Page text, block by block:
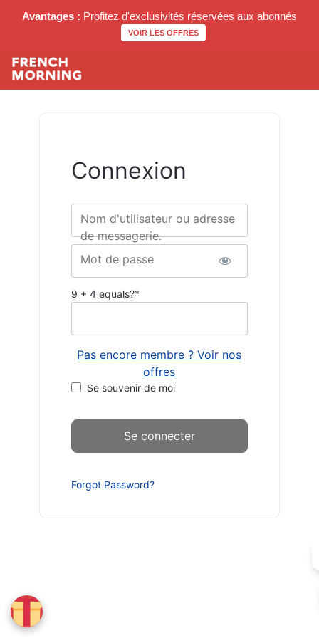
Avantages : Profitez d'exclusivités réservées aux abonnés
VOIR LES OFFRES
Connexion
Nom d'utilisateur ou adresse
de messagerie.
Mot de passe
9 + 4 equals?*
Pas encore membre ? Voir nos
offres
Se souvenir de moi
Forgot Password?